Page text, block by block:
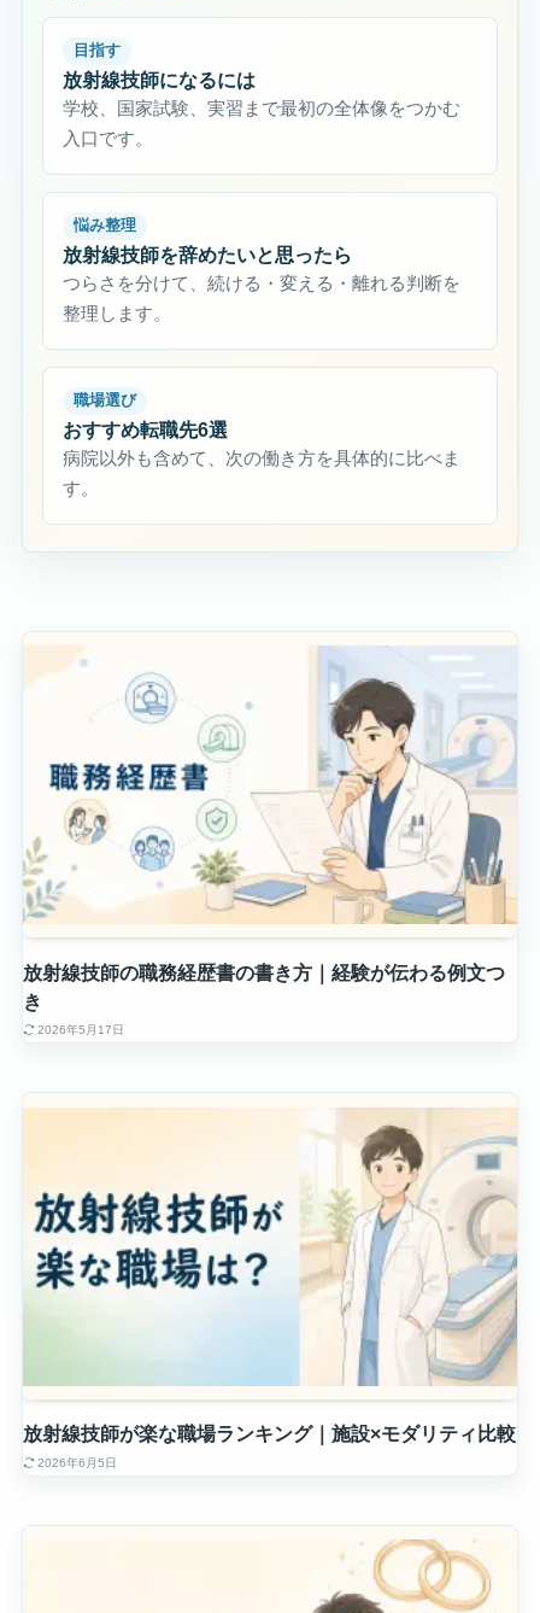
目指す
放射線技師になるには
学校、国家試験、実習まで最初の全体像をつかむ
入口です。
悩み整理
放射線技師を辞めたいと思ったら
つらさを分けて、続ける・変える・離れる判断を
整理します。
職場選び
おすすめ転職先6選
病院以外も含めて、次の働き方を具体的に比べま
す。
放射線技師の職務経歴書の書き方｜経験が伝わる例文つ
き
2026年5月17日
放射線技師が楽な職場ランキング｜施設×モダリティ比較
2026年6月5日